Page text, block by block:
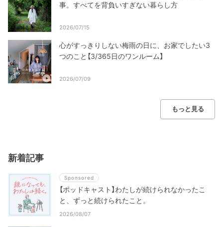
事。すべてを背負いすぎない暮らし方
2026/07/15
心がすっきりしない梅雨の日に、お家でしたい3
つのこと【3/365日のワンルーム】
2026/07/09
もっと見る
新着記事
Sponsored
【ポッドキャスト】わたしが続けられなかったこ
と、ずっと続けられたこと。
2026/08/07